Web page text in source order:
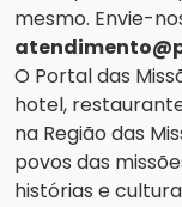
mesmo. Envie-
O Portal das
hotel,
na Região das
povos das
histórias e